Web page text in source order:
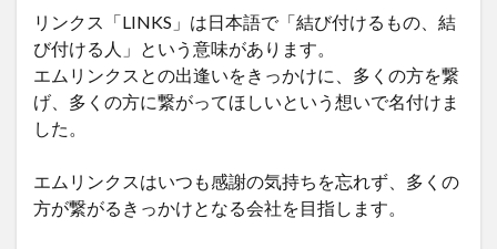
リンクス「LINKS」は日本語で「結び付けるもの、結
び付ける人」という意味があります。
エムリンクスとの出逢いをきっかけに、多くの方を繋
げ、多くの方に繋がってほしいという想いで名付けま
した。
エムリンクスはいつも感謝の気持ちを忘れず、多くの
方が繋がるきっかけとなる会社を目指します。